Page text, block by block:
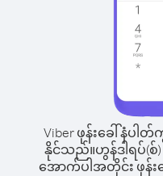
Viber ဖုန်းခေါ်နံပါ
နိုင်သည်။ဟွန်ဒါရပ်(စ်
အောက်ပါအတိုင်း ဖုန်းခ